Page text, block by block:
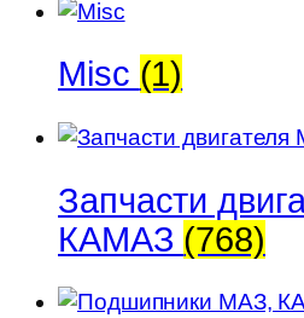
Misc (1)
Запчасти
КАМАЗ (768)